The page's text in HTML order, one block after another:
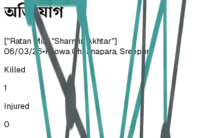
অভিযোগ
["Ratan Mia","Sharmin Akhtar"]
06/03/26•Keowa Channapara, Sreepur
Killed
1
Injured
0